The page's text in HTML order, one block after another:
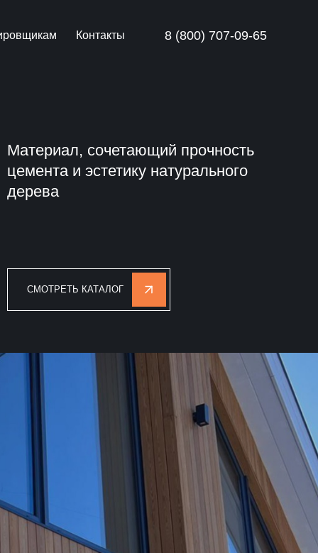
Контакты 8 (800) 707-09-65
Материал, сочетающий прочность
цемента и эстетику натурального
дерева
СМОТРЕТЬ КАТАЛОГ